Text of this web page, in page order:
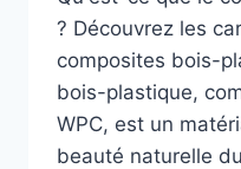
? Découvrez les
composites bois-
bois-plastique,
WPC, est un
beauté naturelle